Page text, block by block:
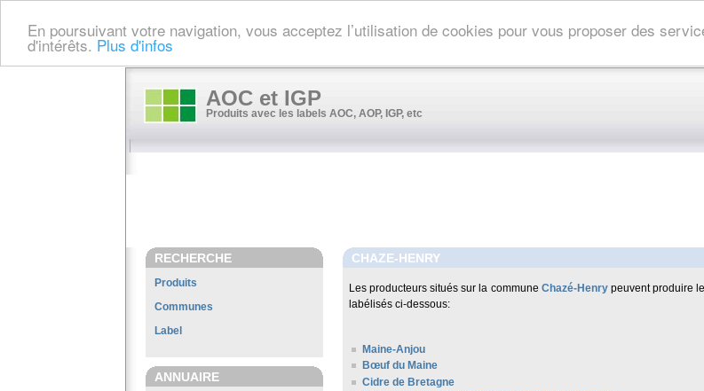
En poursuivant votre navigation, vous acceptez l’utilisation de cookies pour vous proposer des
d'intérêts. Plus d'infos
AOC et IGP
Produits avec les labels AOC, AOP, IGP, etc
RECHERCHE
Produits
Communes
Label
ANNUAIRE
CHAZE-HENRY
Les producteurs situés sur la commune Chazé-Henrypeuvent produire
labélisés ci-dessous:
Maine-Anjou
Bœuf du Maine
Cidre de Bretagne